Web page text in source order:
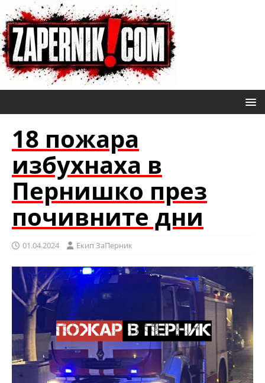
18 пожара
избухнаха в
Пернишко през
почивните дни
01.04.2024 Eкип ЗаПерник